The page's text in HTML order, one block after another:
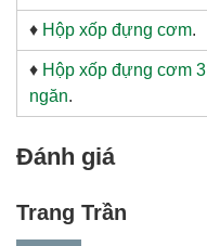
♦ Hộp xốp đựng cơm.
♦ Hộp xốp đựng cơm 3
ngăn.
Đánh giá
Trang Trần